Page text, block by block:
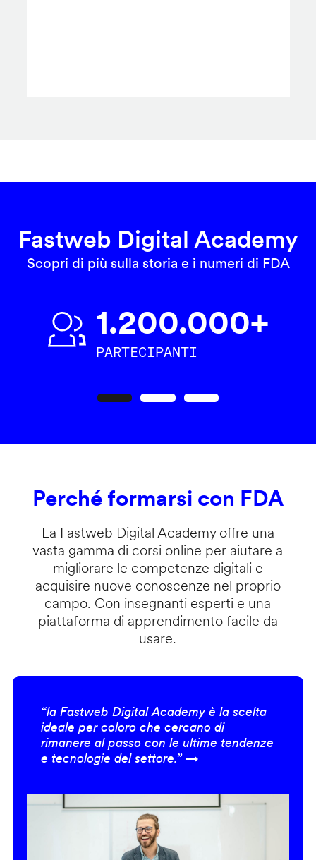
Fastweb Digital Academy
Scopri di più sulla storia e i numeri di FDA
1.200.000+
PARTECIPANTI
Perché formarsi con FDA
La Fastweb Digital Academy offre una
vasta gamma di corsi online per aiutare a
migliorare le competenze digitali e
acquisire nuove conoscenze nel proprio
campo. Con insegnanti esperti e una
piattaforma di apprendimento facile da
usare.
“la Fastweb Digital Academy è la scelta
ideale per coloro che cercano di
rimanere al passo con le ultime tendenze
e tecnologie del settore.” →